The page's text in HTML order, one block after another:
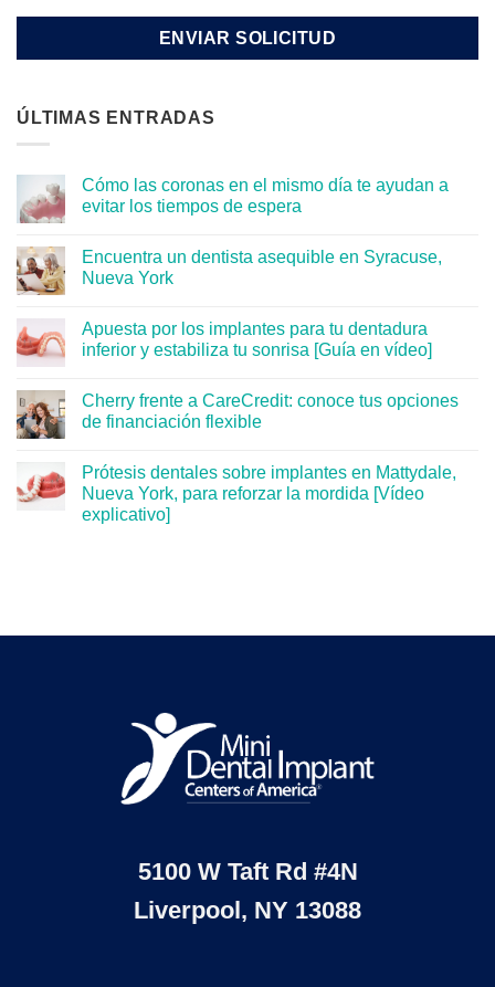
ÚLTIMAS ENTRADAS
Cómo las coronas en el mismo día te ayudan a
evitar los tiempos de espera
Encuentra un dentista asequible en Syracuse,
Nueva York
Apuesta por los implantes para tu dentadura
inferior y estabiliza tu sonrisa [Guía en vídeo]
Cherry frente a CareCredit: conoce tus opciones
de financiación flexible
Prótesis dentales sobre implantes en Mattydale,
Nueva York, para reforzar la mordida [Vídeo
explicativo]
5100 W Taft Rd #4N
Liverpool, NY 13088